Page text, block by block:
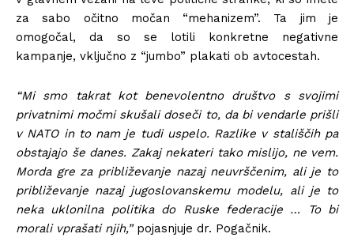
za sabo očitno močan “mehanizem”. Ta jim je
omogočal, da so se lotili konkretne negativne
kampanje, vključno z “jumbo” plakati ob avtocestah.
“Mi smo takrat kot benevolentno društvo s svojimi
privatnimi močmi skušali doseči to, da bi vendarle prišli
v NATO in to nam je tudi uspelo. Razlike v stališčih pa
obstajajo še danes. Zakaj nekateri tako mislijo, ne vem.
Morda gre za približevanje nazaj neuvrščenim, ali je to
približevanje nazaj jugoslovanskemu modelu, ali je to
neka uklonilna politika do Ruske federacije … To bi
morali vprašati njih,” pojasnjuje dr. Pogačnik.